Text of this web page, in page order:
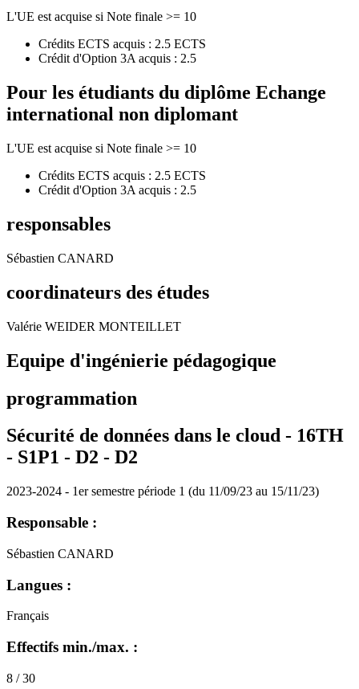
L'UE est acquise si Note finale >= 10
Crédits ECTS acquis : 2.5 ECTS
Crédit d'Option 3A acquis : 2.5
Pour les étudiants du diplôme Echange
international non diplomant
L'UE est acquise si Note finale >= 10
Crédits ECTS acquis : 2.5 ECTS
Crédit d'Option 3A acquis : 2.5
responsables
Sébastien CANARD
coordinateurs des études
Valérie WEIDER MONTEILLET
Equipe d'ingénierie pédagogique
programmation
Sécurité de données dans le cloud - 16TH
- S1P1 - D2 - D2
2023-2024 - 1er semestre période 1 (du 11/09/23 au 15/11/23)
Responsable :
Sébastien CANARD
Langues :
Français
Effectifs min./max. :
8 / 30